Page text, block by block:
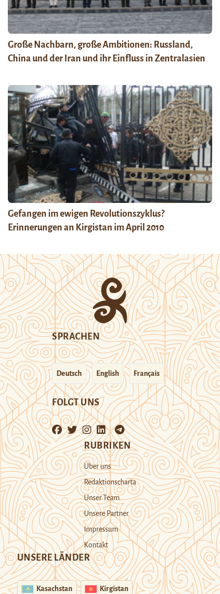
Große Nachbarn, große Ambitionen: Russland,
China und der Iran und ihr Einfluss in Zentralasien
Gefangen im ewigen Revolutionszyklus?
Erinnerungen an Kirgistan im April 2010
SPRACHEN
Deutsch English Français
FOLGT UNS
RUBRIKEN
Über uns
Redaktionscharta
Unser Team
Unsere Partner
Impressum
Kontakt
UNSERE LÄNDER
Kasachstan Kirgistan